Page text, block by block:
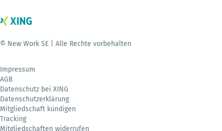
© New Work SE | Alle Rechte vorbehalten
Impressum
AGB
Datenschutz bei XING
Datenschutzerklärung
Mitgliedschaft kündigen
Tracking
Mitgliedschaften widerrufen